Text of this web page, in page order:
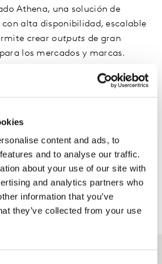
content and ads, to
and to analyse our traffic.
about your use of our site with
and analytics partners who
information that you’ve
they’ve collected from your use
Athena, una solución de
alta disponibilidad, escalable
crearoutputs de gran
los mercados y marcas.
la planificación
de Total Marketing ROI y
en marca y comunicación,
planificación, optimización del
asignación de partidas
maximizar los resultados.